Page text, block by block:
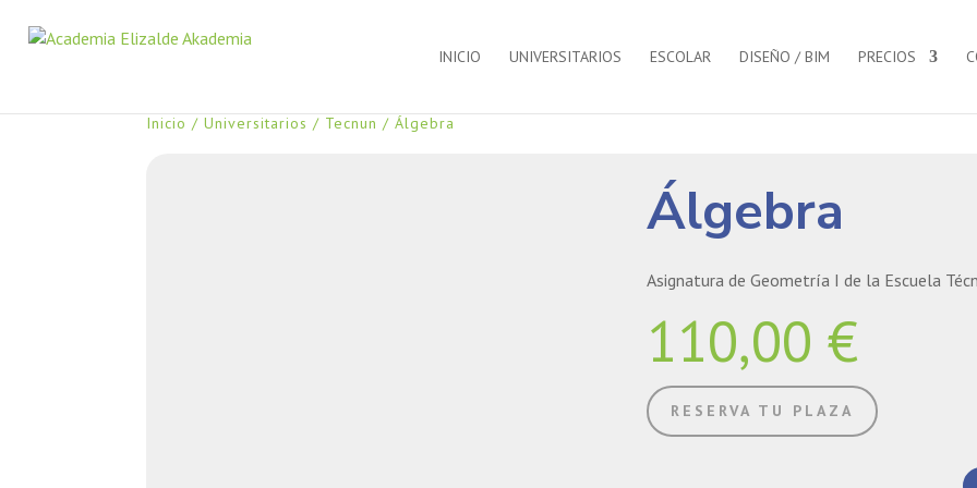
INICIO UNIVERSITARIOS ESCOLAR DISEÑO / BIM PRECIOS
Inicio /Universitarios / Tecnun / Álgebra
Álgebra
Asignatura de Geometría I de la Escuela
110,00€
RESERVA TU PLAZA